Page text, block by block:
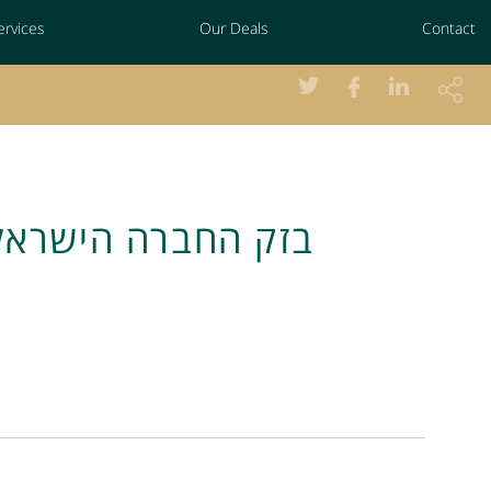
Our Deals Contact
בזק החברה